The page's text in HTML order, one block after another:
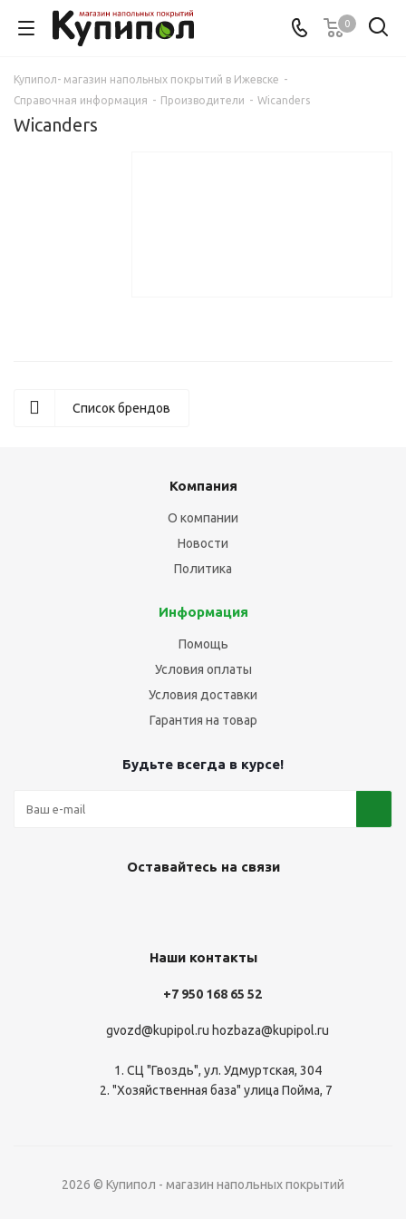
0
Купипол- магазин напольных покрытий в Ижевске -
Справочная информация - Производители - Wicanders
Wicanders
Список брендов
Компания
О компании
Новости
Политика
Информация
Помощь
Условия оплаты
Условия доставки
Гарантия на товар
Будьте всегда в курсе!
Оставайтесь на связи
Наши контакты
+7 950 168 65 52
gvozd@kupipol.ru hozbaza@kupipol.ru
1. СЦ "Гвоздь", ул. Удмуртская, 304
2. "Хозяйственная база" улица Пойма, 7
2026 © Купипол - магазин напольных покрытий